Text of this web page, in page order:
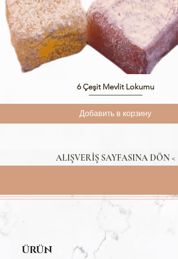
Быстрый просмотр
6 Çeşit Mevlit Lokumu
Добавить в корзину
ALIŞVERİŞ SAYFASINA DÖN <
ÜRÜN